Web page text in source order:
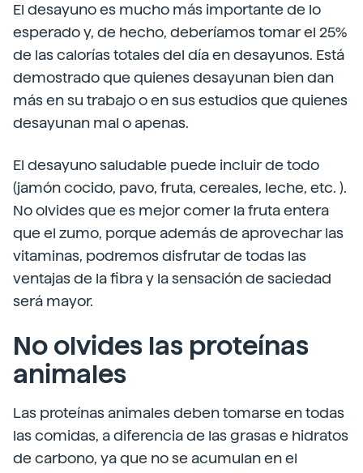
El desayuno es mucho más importante de lo
esperado y, de hecho, deberíamos tomar el 25%
de las calorías totales del día en desayunos. Está
demostrado que quienes desayunan bien dan
más en su trabajo o en sus estudios que quienes
desayunan mal o apenas.
El desayuno saludable puede incluir de todo
(jamón cocido, pavo, fruta, cereales, leche, etc. ).
No olvides que es mejor comer la fruta entera
que el zumo, porque además de aprovechar las
vitaminas, podremos disfrutar de todas las
ventajas de la fibra y la sensación de saciedad
será mayor.
No olvides las proteínas
animales
Las proteínas animales deben tomarse en todas
las comidas, a diferencia de las grasas e hidratos
de carbono, ya que no se acumulan en el